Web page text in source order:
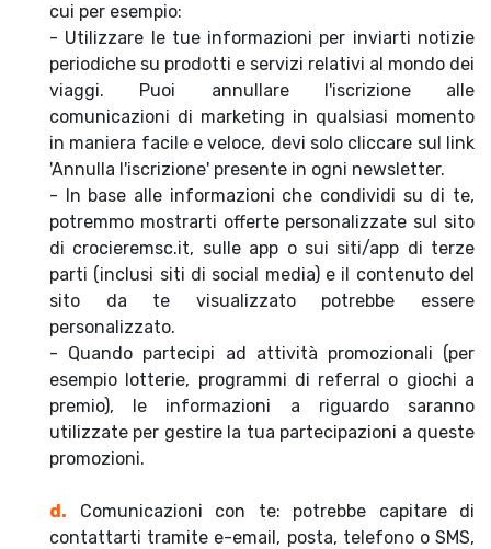
cui per esempio:
- Utilizzare le tue informazioni per inviarti notizie
periodiche su prodotti e servizi relativi al mondo dei
viaggi. Puoi annullare l'iscrizione alle
comunicazioni di marketing in qualsiasi momento
in maniera facile e veloce, devi solo cliccare sul link
'Annulla l'iscrizione' presente in ogni newsletter.
- In base alle informazioni che condividi su di te,
potremmo mostrarti offerte personalizzate sul sito
di crocieremsc.it, sulle app o sui siti/app di terze
parti (inclusi siti di social media) e il contenuto del
sito da te visualizzato potrebbe essere
personalizzato.
- Quando partecipi ad attività promozionali (per
esempio lotterie, programmi di referral o giochi a
premio), le informazioni a riguardo saranno
utilizzate per gestire la tua partecipazioni a queste
promozioni.
d. Comunicazioni con te: potrebbe capitare di
contattarti tramite e-email, posta, telefono o SMS,